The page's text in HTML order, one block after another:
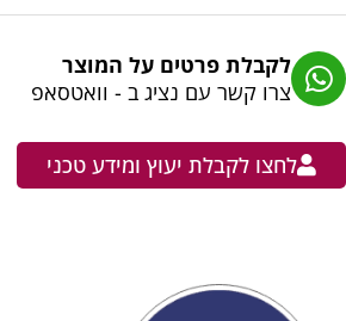
לקבלת פרטים על המוצר
צרו קשר עם נציג ב - וואטסאפ
לחצו לקבלת יעוץ ומידע טכני